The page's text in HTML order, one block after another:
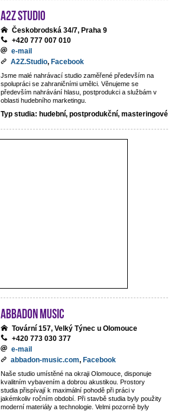
A2Z Studio
Českobrodská 34/7, Praha 9
+420 777 007 010
e-mail
A2Z.Studio, Facebook
Jsme malé nahrávací studio zaměřené především na
spolupráci se zahraničními umělci. Věnujeme se
především nahrávání hlasu, postprodukci a službám v
oblasti hudebního marketingu.
Typ studia: hudební, postprodukční, masteringové
ABBADON Music
Tovární 157, Velký Týnec u Olomouce
+420 773 030 377
e-mail
abbadon-music.com, Facebook
Naše studio umístěné na okraji Olomouce, disponuje
kvalitním vybavením a dobrou akustikou. Prostory
studia přispívají k maximální pohodě při práci v
jakémkoliv ročním období. Při stavbě studia byly použity
moderní materiály a technologie. Velmi pozorně byly